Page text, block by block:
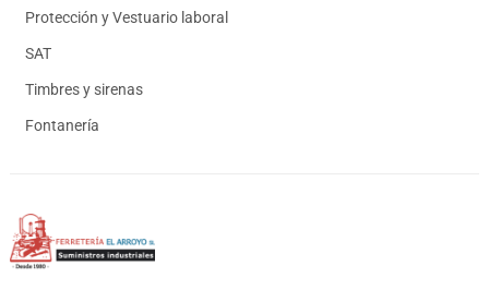
Protección y Vestuario laboral
SAT
Timbres y sirenas
Fontanería